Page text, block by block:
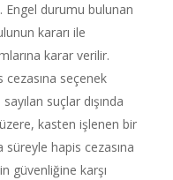
Engel durumu bulunan
kararı ile
karar verilir.
cezasına seçenek
suçlar dışında
kasten işlenen bir
süreyle hapis cezasına
güvenliğine karşı